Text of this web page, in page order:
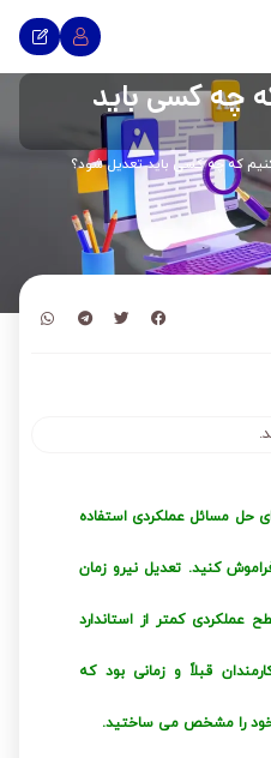
چه کسی باید
که چه کسی باید تعدیل شود؟
حل مسائل عملکردی استفاده
کنید. تعدیل نیرو زمان
عملکردی کمتر از استاندارد
قبلاً و زمانی بود که
خود را مشخص می ساختید.